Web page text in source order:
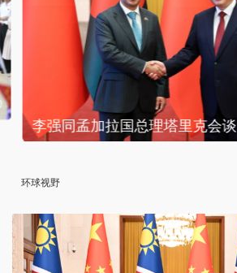
李强同孟加拉国总理塔里克会谈
环球视野